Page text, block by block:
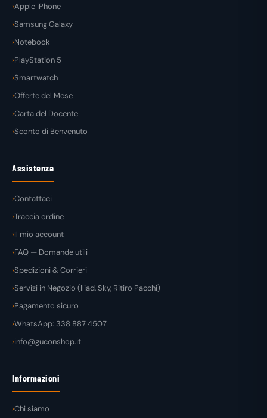
Apple iPhone
Samsung Galaxy
Notebook
PlayStation 5
Smartwatch
Offerte del Mese
Carta del Docente
Sconto di Benvenuto
Assistenza
Contattaci
Traccia ordine
Il mio account
FAQ — Domande utili
Spedizioni & Corrieri
Servizi in Negozio (Iliad, Sky, Ritiro Pacchi)
Pagamento sicuro
WhatsApp: 338 887 4507
info@guconshop.it
Informazioni
Chi siamo